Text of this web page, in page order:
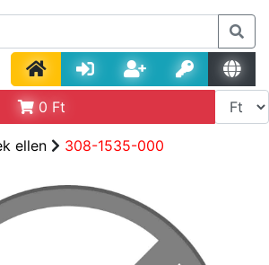
0 Ft
ellen 308-1535-000